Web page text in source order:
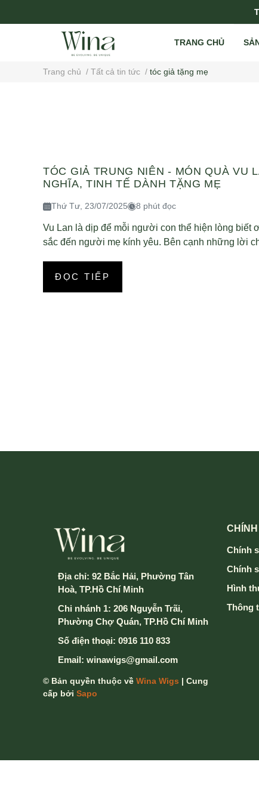
TRANG CHỦ
Trang chủ / Tất cả tin tức / tóc giả tặng mẹ
TÓC GIẢ TRUNG NIÊN - MÓN QUÀ VU
NGHĨA, TINH TẾ DÀNH TẶNG MẸ
Thứ Tư, 23/07/2025 8 phút đọc
Vu Lan là dịp để mỗi người con thể hiện lòng biết
sắc đến người mẹ kính yêu. Bên cạnh những lời
ĐỌC TIẾP
Địa chỉ: 92 Bắc Hải, Phường Tân
Hoà, TP.Hồ Chí Minh
Chi nhánh 1: 206 Nguyễn Trãi,
Phường Chợ Quán, TP.Hồ Chí Minh
Số điện thoại: 0916 110 833
Email: winawigs@gmail.com
© Bản quyền thuộc về Wina Wigs | Cung
cấp bởi Sapo
Chính
Chính
Hình
Thông